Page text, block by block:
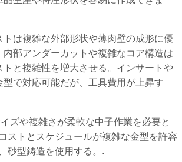
トは複雑な外部形状や薄肉壁の成形に優
内部アンダーカットや複雑なコア構造は
トと複雑性を増大させる。インサートや
型で対応可能だが、工具費用が上昇す
ズや複雑さが柔軟な中子作業を必要と
ストとスケジュールが複雑な金型を許容
砂型鋳造を使用する。.